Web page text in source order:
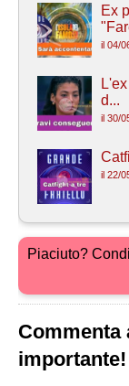
Ex
il 04/
d...
il 30/
il 22/
Piaciuto?
Commenta
importante!